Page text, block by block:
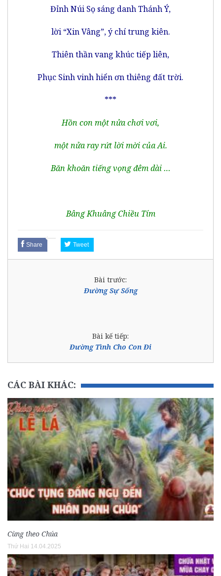
Đỉnh Núi Sọ sáng danh Thánh Ý,
lời “Xin Vâng”, ý chí trung kiên.
Thiên thần vang khúc tiếp liên,
Phục Sinh vinh hiển ơn thiêng đất trời.
***
Hồn con một nửa chơi vơi,
một nửa ray rứt lời mời của Ai.
Băn khoăn tiếng vọng đêm dài …
Bâng Khuâng Chiều Tím
Share Tweet
Bài trước:
Đường Sự Sống
Bài kế tiếp:
Đường Tình Cho Con Đi
CÁC BÀI KHÁC:
Cùng theo Chúa
Thứ Hai 14.04.2025